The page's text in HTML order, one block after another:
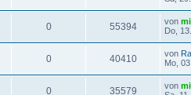
0 55394 von
Do,
0 40410 von
Mo,
0 35579 von